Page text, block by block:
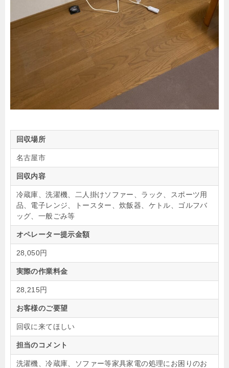
回収場所
名古屋市
回収内容
冷蔵庫、洗濯機、二人掛けソファー、ラック、スポーツ用
品、電子レンジ、トースター、炊飯器、ケトル、ゴルフバ
ッグ、一般ごみ等
オペレーター提示金額
28,050円
実際の作業料金
28,215円
お客様のご要望
回収に来てほしい
担当のコメント
洗濯機、冷蔵庫、ソファー等家具家電の処理にお困りのお